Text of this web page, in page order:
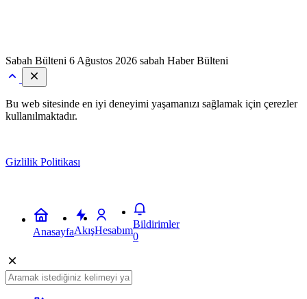
Sabah Bülteni 6 Ağustos 2026 sabah Haber Bülteni
Bu web sitesinde en iyi deneyimi yaşamanızı sağlamak için çerezler
kullanılmaktadır.
Gizlilik Politikası
AnasayfaAkışHesabım
Bildirimler
0